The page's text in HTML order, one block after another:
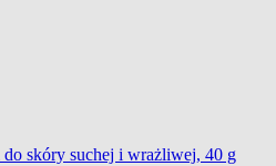
skóry suchej i wrażliwej, 40 g